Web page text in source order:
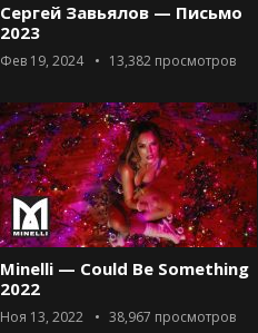
Сергей Завьялов — Письмо
2023
Фев 19, 2024 13,382 просмотров
Minelli — Could Be Something
2022
Ноя 13, 2022 38,967 просмотров